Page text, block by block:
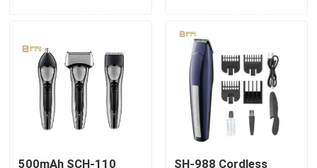
Tampilan VR
Tentang kita
500mAh SCH-110
SH-988 Cordless